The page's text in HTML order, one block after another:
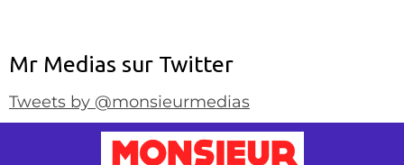
Mr Medias sur Twitter
Tweets by @monsieurmedias